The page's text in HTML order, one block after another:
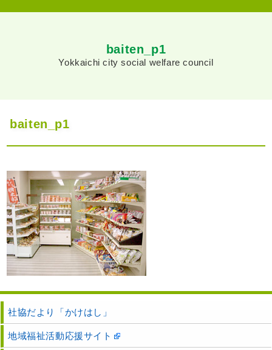
baiten_p1
Yokkaichi city social welfare council
baiten_p1
社協だより「かけはし」
地域福祉活動応援サイト